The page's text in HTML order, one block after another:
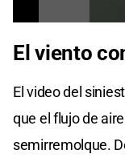
of
El viento
El video del
que el flujo de
semirremolque.